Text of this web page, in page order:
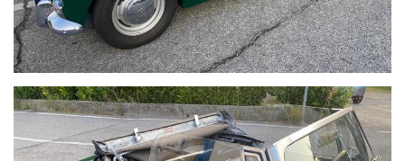
Info Vendite: 3397604961 - Ufficio: 0302752708
Mail: info@automobilimasserdotti.it -
Web: www.automobilimasserdotti.it
Instagram AUTOMOBILIMASSERDOTTI
I nostri orari dal Lunedi al Sabato dalle 8.30 alle 12.00 e dalle 14.30
alle 19